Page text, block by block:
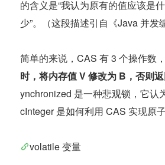
的含义是“我认为原有的值应该是
少”。（这段描述引自《Java 并发
简单的来说，CAS 有 3 个操作数
时，将内存值 V 修改为 B，否则
ynchronized 是一种悲观锁，它认
cInteger 是如何利用 CAS 实现原
volatile 变量